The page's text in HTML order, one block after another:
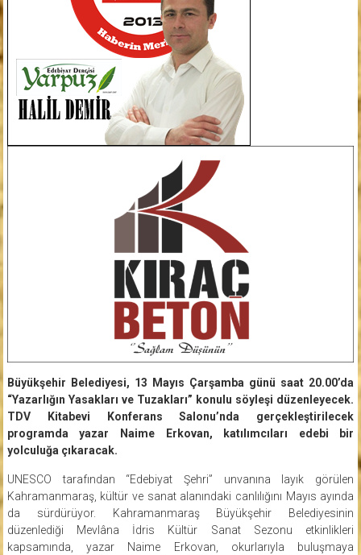
Büyükşehir Belediyesi, 13 Mayıs Çarşamba günü saat 20.00’da
“Yazarlığın Yasakları ve Tuzakları” konulu söyleşi düzenleyecek.
TDV Kitabevi Konferans Salonu’nda gerçekleştirilecek
programda yazar Naime Erkovan, katılımcıları edebi bir
yolculuğa çıkaracak.
UNESCO tarafından “Edebiyat Şehri” unvanına layık görülen
Kahramanmaraş, kültür ve sanat alanındaki canlılığını Mayıs ayında
da sürdürüyor. Kahramanmaraş Büyükşehir Belediyesinin
düzenlediği Mevlâna İdris Kültür Sanat Sezonu etkinlikleri
kapsamında, yazar Naime Erkovan, okurlarıyla buluşmaya